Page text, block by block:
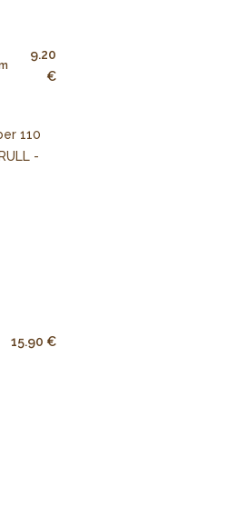
9.20
€
15.90 €